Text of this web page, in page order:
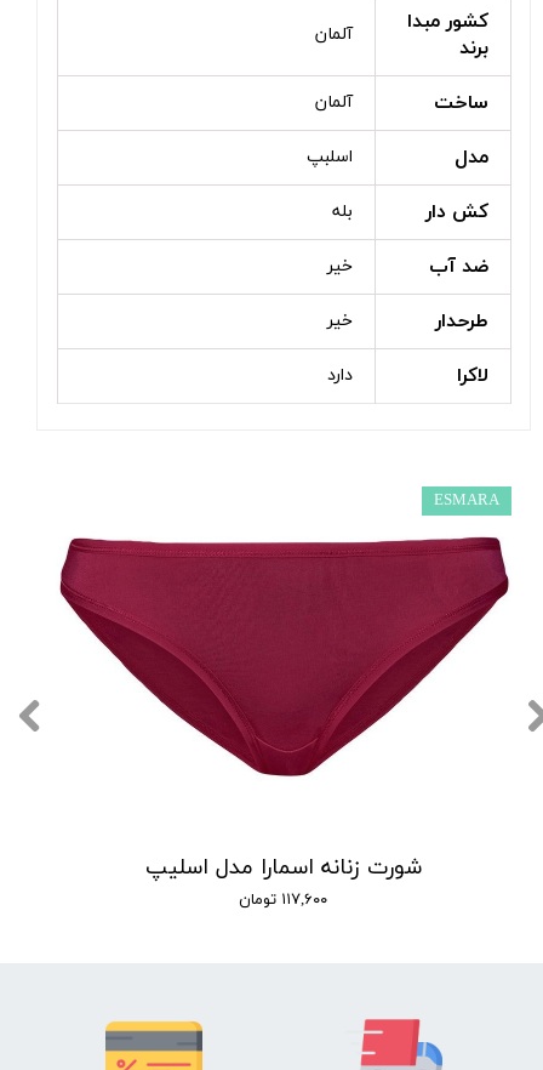
کشور مبدا
برند
آلمان
ساخت آلمان
مدل اسلبپ
کش دار بله
ضد آب خیر
طرحدار خیر
لاکرا دارد
شورت زنانه اسمارا مدل اسلیپ
۱۱۷,۶۰۰ تومان
ESMARA